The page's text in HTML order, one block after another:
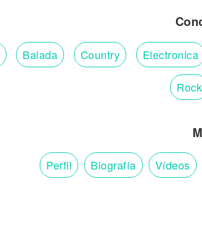
Balada Country Electronica
Rock
Perfil Biografía Vídeos